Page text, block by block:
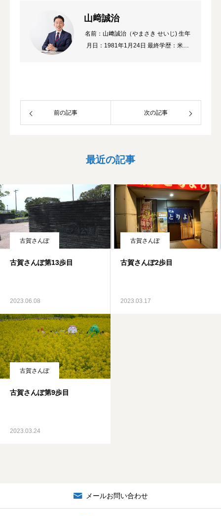
山﨑誠治
名前：山﨑誠治（やまさき せいじ) 生年
月日：1981年1月24日 最終学歴：米国
ホームに就職。 約6年不動産業界に従事
年から実家である不動産会社の 経営に
るかどうがが人生の分かれ目。
Constant effort will result in success; (雨
垂れ石を穿つ) 休日はもっぱら部屋のお
そうじ。男料理。BS時代劇を見る。 趣
味：トライアスロン、世界都市見学
前の記事 次の記事
最近の記事
古賀さんぽ
古賀さんぽ第13歩目
2023.06.08
古賀さんぽ
古賀さんぽ2歩目
2023.03.17
古賀さんぽ
古賀さんぽ第9歩目
2023.03.24
メールお問い合わせ